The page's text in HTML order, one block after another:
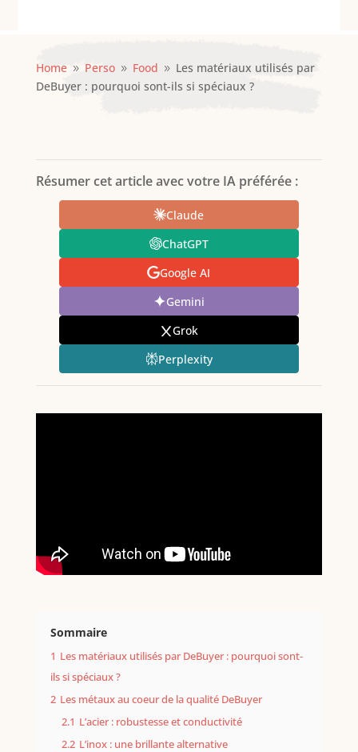
Home 9 Perso 9 Food 9 Les matériaux utilisés par
DeBuyer : pourquoi sont-ils si spéciaux ?
Résumer cet article avec votre IA préférée :
Claude
ChatGPT
Google AI
Gemini
Grok
Perplexity
Sommaire
1 Les matériaux utilisés par DeBuyer : pourquoi sont-
ils si spéciaux ?
2 Les métaux au coeur de la qualité DeBuyer
2.1 L’acier : robustesse et conductivité
2.2 L’inox : une brillante alternative